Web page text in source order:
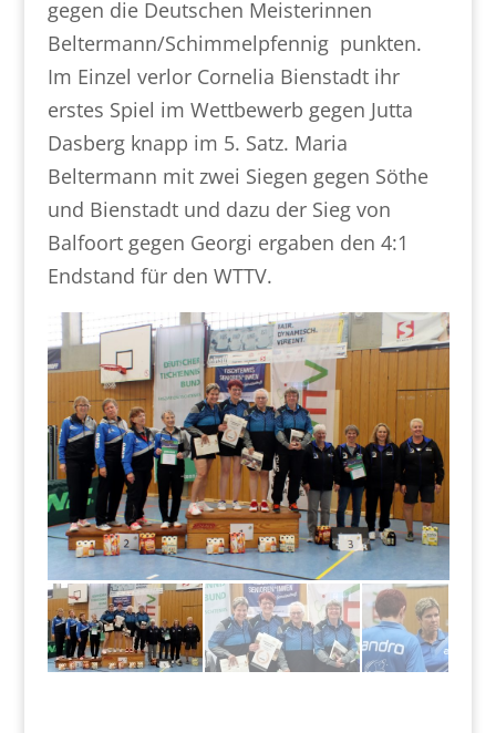
gegen die Deutschen Meisterinnen
Beltermann/Schimmelpfennig punkten.
Im Einzel verlor Cornelia Bienstadt ihr
erstes Spiel im Wettbewerb gegen Jutta
Dasberg knapp im 5. Satz. Maria
Beltermann mit zwei Siegen gegen Söthe
und Bienstadt und dazu der Sieg von
Balfoort gegen Georgi ergaben den 4:1
Endstand für den WTTV.